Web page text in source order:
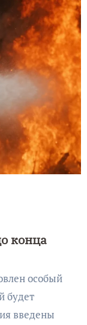
конца
будет
введены